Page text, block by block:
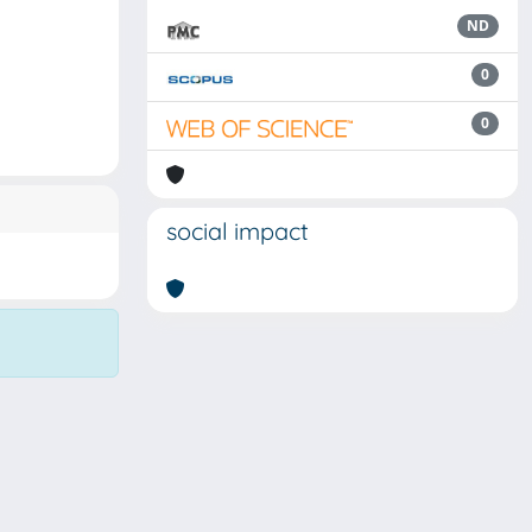
ND
0
0
social impact